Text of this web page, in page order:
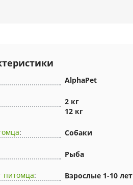
AlphaPet
2 кг
12 кг
: Собаки
Рыба
питомца: Взрослые 1-10 лет